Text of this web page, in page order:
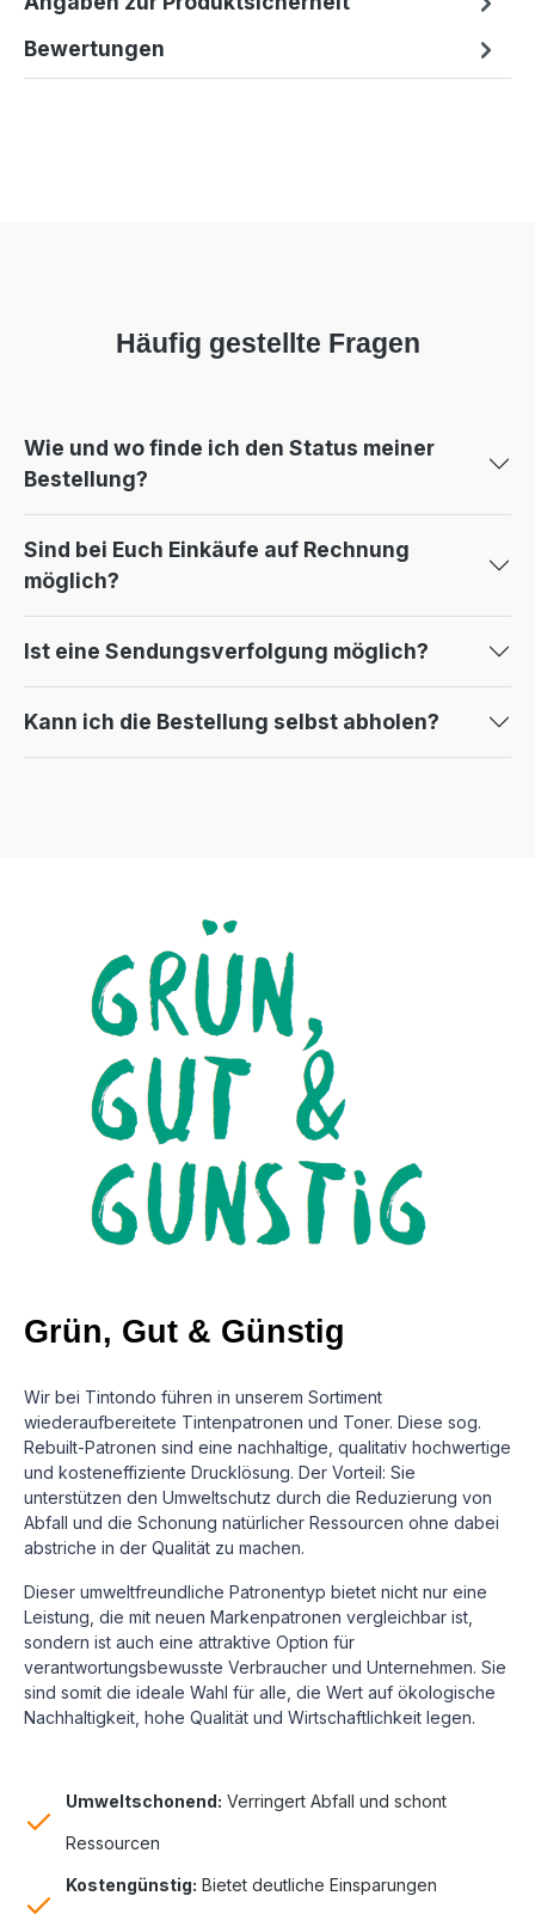
Bewertungen
Häufig gestellte Fragen
Wie und wo finde ich den Status meiner
Bestellung?
Sind bei Euch Einkäufe auf Rechnung
möglich?
Ist eine Sendungsverfolgung möglich?
Kann ich die Bestellung selbst abholen?
Grün, Gut & Günstig
Wir bei Tintondo führen in unserem Sortiment
wiederaufbereitete Tintenpatronen und Toner. Diese sog.
Rebuilt-Patronen sind eine nachhaltige, qualitativ hochwertige
und kosteneffiziente Drucklösung. Der Vorteil: Sie
unterstützen den Umweltschutz durch die Reduzierung von
Abfall und die Schonung natürlicher Ressourcen ohne dabei
abstriche in der Qualität zu machen.
Dieser umweltfreundliche Patronentyp bietet nicht nur eine
Leistung, die mit neuen Markenpatronen vergleichbar ist,
sondern ist auch eine attraktive Option für
verantwortungsbewusste Verbraucher und Unternehmen. Sie
sind somit die ideale Wahl für alle, die Wert auf ökologische
Nachhaltigkeit, hohe Qualität und Wirtschaftlichkeit legen.
Umweltschonend: Verringert Abfall und schont
Ressourcen
Kostengünstig: Bietet deutliche Einsparungen